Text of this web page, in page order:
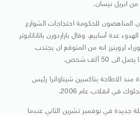
ابريل نيسان.
المناهضون للحكومة احتجاجات الشوارع
عدة أسابيع. وقال باراردورن باتاناتابوتر
لرويترز انه من المتوقع ان يجتذب
50 ألف شخص.
منذ الاطاحة بتاكسين شيناواترا رئيس
في انقلاب عام 2006.
جديدة في نوفمبر تشرين الثاني عندما